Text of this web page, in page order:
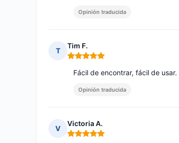
Opinión traducida
T
Tim F.
Nota: 5 de 5
Fácil de encontrar, fácil de usar.
Opinión traducida
V
Victoria A.
Nota: 5 de 5